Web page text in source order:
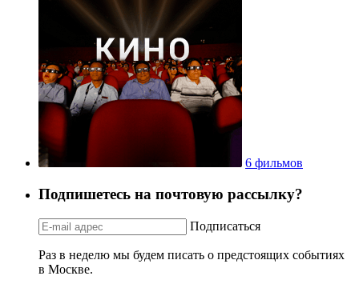
6 фильмов
Подпишетесь на почтовую рассылку?
Подписаться
Раз в неделю мы будем писать о предстоящих событиях
в Москве.